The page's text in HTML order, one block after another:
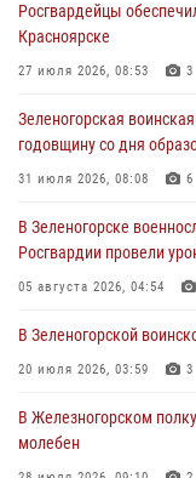
познакомили
03 августа 2026, 13:12
Росгвардии отметили
03 августа 2026, 13:09
годовщину со дня
31 июля 2026, 08:08
Росгвардейцы
Красноярске
27 июля 2026, 08:53 3
Зеленогорская
годовщину со дня
31 июля 2026, 08:08 6
В Зеленогорске
Росгвардии провели
05 августа 2026, 04:54
В Зеленогорской
20 июля 2026, 03:59 3
В Железногорском
молебен